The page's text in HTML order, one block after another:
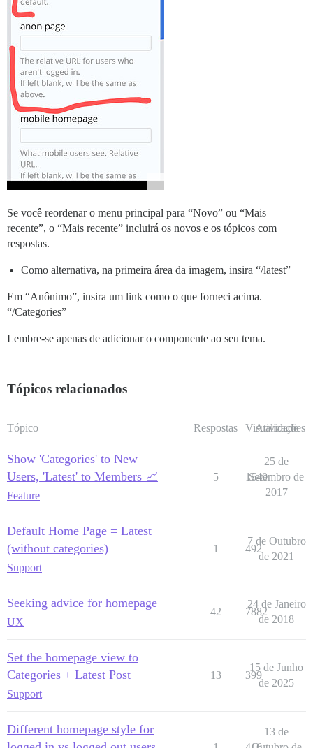
Se você reordenar o menu principal para “Novo” ou “Mais
recente”, o “Mais recente” incluirá os novos e os tópicos com
respostas.
Como alternativa, na primeira área da imagem, insira “/latest”
Em “Anônimo”, insira um link como o que forneci acima.
“/Categories”
Lembre-se apenas de adicionar o componente ao seu tema.
Tópicos relacionados
Tópico Respostas Visualizações
Atividade
Show 'Categories' to New
Users, 'Latest' to Members 📈
Feature
5 1640
25 de
Setembro de
2017
Default Home Page = Latest
(without categories)
Support
1 492
7 de Outubro
de 2021
Seeking advice for homepage
UX
42 7882
24 de Janeiro
de 2018
Set the homepage view to
Categories + Latest Post
Support
13 399
15 de Junho
de 2025
Different homepage style for
13 de